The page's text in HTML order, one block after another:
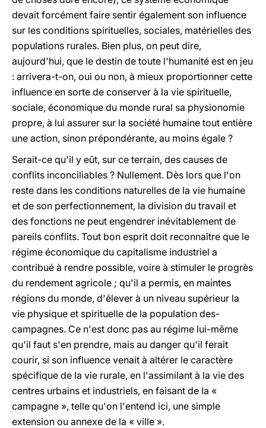
devait forcément faire sentir également son influence
sur les conditions spirituelles, sociales, matérielles des
populations rurales. Bien plus, on peut dire,
aujourd'hui, que le destin de toute l'humanité est en jeu
: arrivera-t-on, oui ou non, à mieux proportionner cette
influence en sorte de conserver à la vie spirituelle,
sociale, économique du monde rural sa physionomie
propre, à lui assurer sur la société humaine tout entière
une action, sinon prépondérante, au moins égale ?
Serait-ce qu'il y eût, sur ce terrain, des causes de
conflits inconciliables ? Nullement. Dès lors que l'on
reste dans les conditions naturelles de la vie humaine
et de son perfectionnement, la division du travail et
des fonctions ne peut engendrer inévitablement de
pareils conflits. Tout bon esprit doit reconnaître que le
régime économique du capitalisme industriel a
contribué à rendre possible, voire à stimuler le progrès
du rendement agricole ; qu'il a permis, en maintes
régions du monde, d'élever à un niveau supérieur la
vie physique et spirituelle de la population des-
campagnes. Ce n'est donc pas au régime lui-même
qu'il faut s'en prendre, mais au danger qu'il ferait
courir, si son influence venait à altérer le caractère
spécifique de la vie rurale, en l'assimilant à la vie des
centres urbains et industriels, en faisant de la «
campagne », telle qu'on l'entend ici, une simple
extension ou annexe de la « ville ».